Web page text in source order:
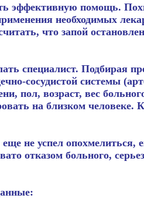
эффективную помощь.
необходимых
что запой
специалист. Подбирая
сосудистой системы
пол, возраст, вес
на близком человеке.
не успел опохмелиться,
отказом больного,